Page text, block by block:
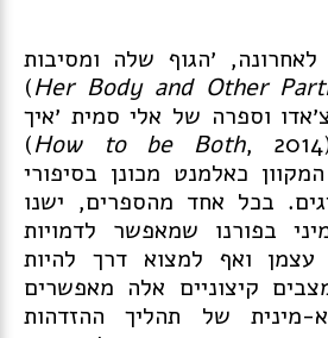
׳הגוף שלה ומסיבות
Her Body and Other
, 2017)
וספרה של אלי סמית ׳איך
How to be Both
, 2014)
כאלמנט מכונן בסיפורי
בכל אחד מהספרים, ישנו
בפורנו שמאפשר לדמויות
עצמן ואף למצוא דרך להיות
קיצוניים אלה מאפשרים
מינית של תהליך ההזדהות